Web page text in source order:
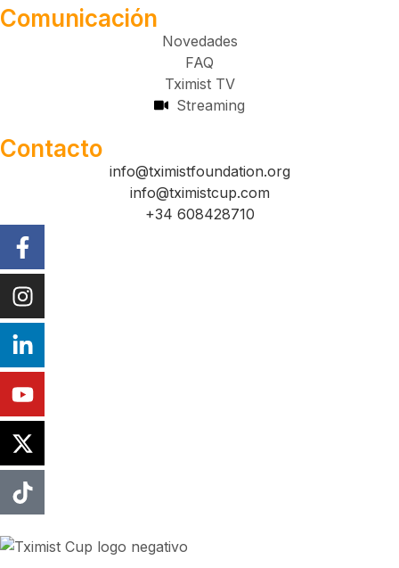
Comunicación
Novedades
FAQ
Tximist TV
Streaming
Contacto
info@tximistfoundation.org
info@tximistcup.com
+34 608428710